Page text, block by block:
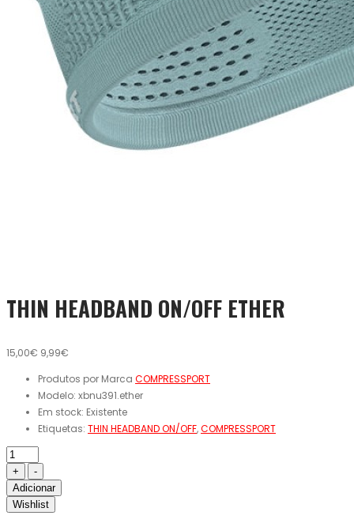
THIN HEADBAND ON/OFF ETHER
15,00€ 9,99€
Produtos por Marca COMPRESSPORT
Modelo: xbnu391.ether
Em stock: Existente
Etiquetas: THIN HEADBAND ON/OFF,COMPRESSPORT
Adicionar
Wishlist